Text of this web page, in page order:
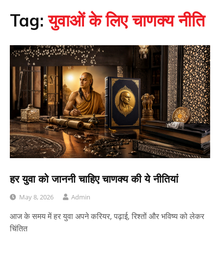
Tag:युवाओं के लिए चाणक्य नीति
हर युवा को जाननी चाहिए चाणक्य की ये नीतियां
May 8, 2026 Admin
आज के समय में हर युवा अपने करियर, पढ़ाई, रिश्तों और भविष्य को लेकर
चिंतित